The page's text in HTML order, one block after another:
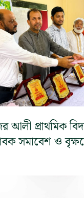
আলী প্রাথমিক
সমাবেশ ও